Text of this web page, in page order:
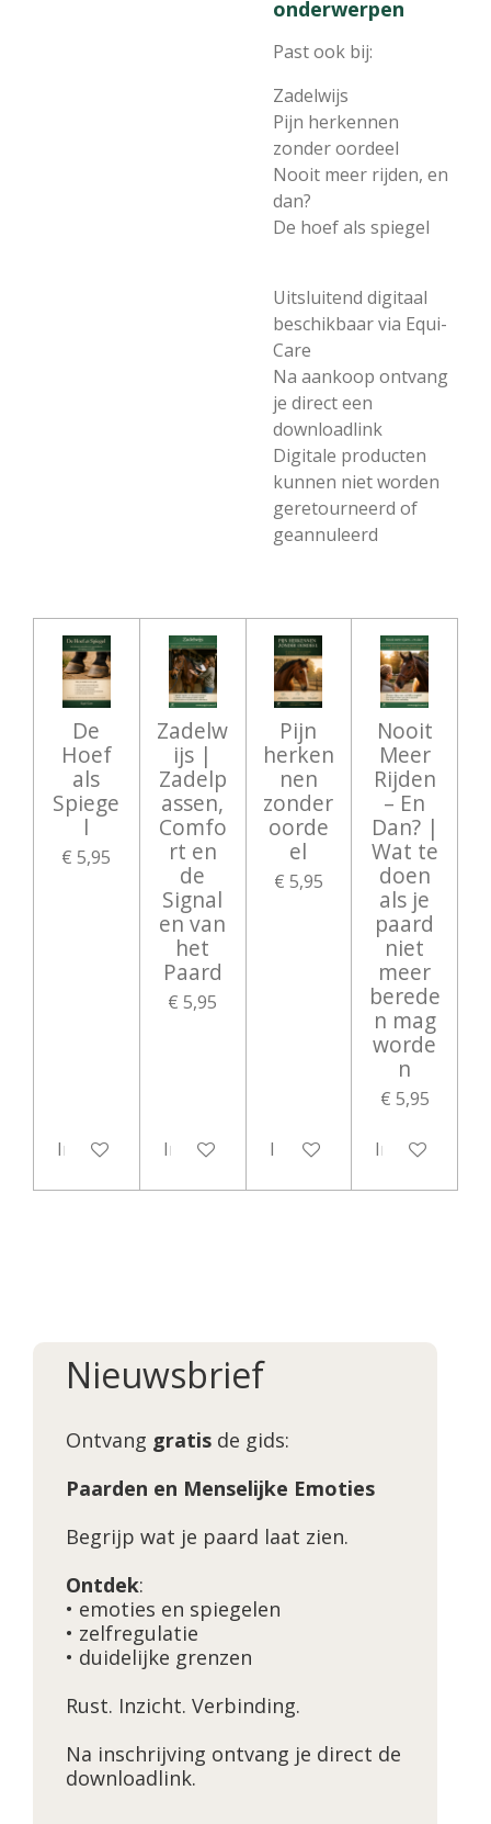
onderwerpen
Past ook bij:
Zadelwijs
Pijn herkennen
zonder oordeel
Nooit meer rijden, en
dan?
De hoef als spiegel
Uitsluitend digitaal
beschikbaar via Equi-
Care
Na aankoop ontvang
je direct een
downloadlink
Digitale producten
kunnen niet worden
geretourneerd of
geannuleerd
De
Hoef
als
Spiege
l
€ 5,95
In winkelwagen
Zadelw
ijs |
Zadelp
assen,
Comfo
rt en
de
Signal
en van
het
Paard
€ 5,95
In winkelwagen
Pijn
herken
nen
zonder
oorde
el
€ 5,95
In winkelwagen
Nooit
Meer
Rijden
– En
Dan? |
Wat te
doen
als je
paard
niet
meer
berede
n mag
worde
n
€ 5,95
In
Nieuwsbrief
Ontvang gratis de gids:
Paarden en Menselijke Emoties
Begrijp wat je paard laat zien.
Ontdek:
• emoties en spiegelen
• zelfregulatie
• duidelijke grenzen
Rust. Inzicht. Verbinding.
Na inschrijving ontvang je direct de
downloadlink.